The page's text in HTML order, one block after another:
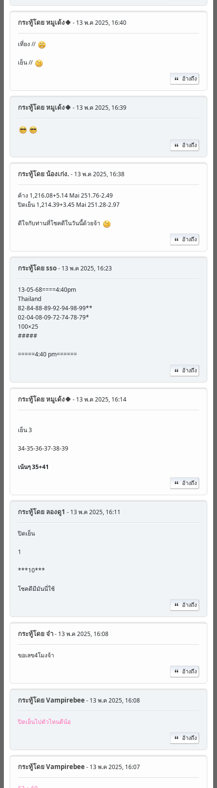
กระทู้โดยหมูเด้ง🍀 - 13 พ.ค 2025, 16:40
เที่ยง //
เย็น //
อ้างถึง
กระทู้โดยหมูเด้ง🍀 - 13 พ.ค 2025, 16:39
อ้างถึง
กระทู้โดยน้องเก่ง. - 13 พ.ค 2025, 16:38
ค้าง 1,216.08+5.14 Mai 251.76-2.49
ปิดเย็น 1,214.39+3.45 Mai 251.28-2.97
ดีใจกับท่านที่โชคดีในวันนี้ด้วยจ้า
อ้างถึง
กระทู้โดยsso- 13 พ.ค 2025, 16:23
13-05-68====4:40pm
Thailand
82-84-88-89-92-94-98-99**
02-04-08-09-72-74-78-79*
100×25
#####
=====4:40 pm======
อ้างถึง
กระทู้โดยหมูเด้ง🍀 - 13 พ.ค 2025, 16:14
เย็น 3
34-35-36-37-38-39
เน้นๆ 35+41
อ้างถึง
กระทู้โดย ลองดู1 - 13 พ.ค 2025, 16:11
ปิดเย็น
1
***10***
โชคดีมีมันนี่ใช้
อ้างถึง
กระทู้โดยจ๋า- 13 พ.ค 2025, 16:08
ขอเลข4โมงจ้า
อ้างถึง
กระทู้โดยVampirebee- 13 พ.ค 2025, 16:08
ปิดเย็นไปตัวไหนดีน้อ
อ้างถึง
กระทู้โดยVampirebee- 13 พ.ค 2025, 16:07